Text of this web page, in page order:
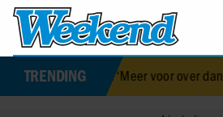
TRENDING
gezin: ‘Meer voor over dan voor mezelf’